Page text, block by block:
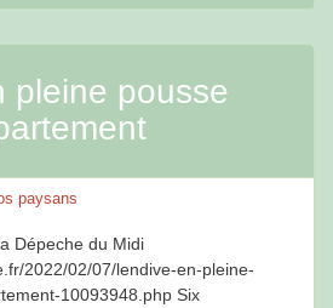
pleine pousse
paysans
Dépeche du Midi
2022/02/07/lendive-en-pleine-
10093948.php Six